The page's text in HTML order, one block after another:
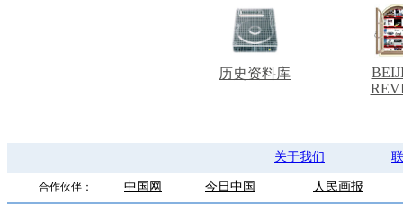
历史资料库
关于我们
合作伙伴： 中国网 今日中国 人民画报